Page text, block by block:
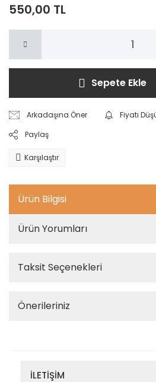
550,00 TL
Sepete Ekle
Arkadaşına Öner
Fiyatı
Paylaş
Karşılaştır
Ürün Bilgisi
Ürün Yorumları
Taksit Seçenekleri
Önerileriniz
İLETİŞİM